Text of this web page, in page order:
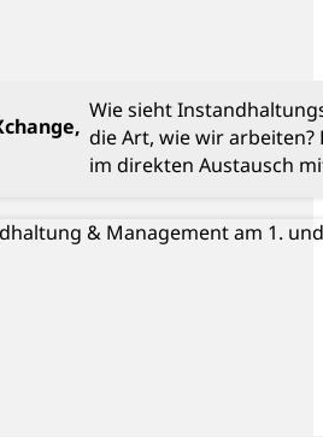
Wie sieht
die Art, wie wir
im direkten Austausch